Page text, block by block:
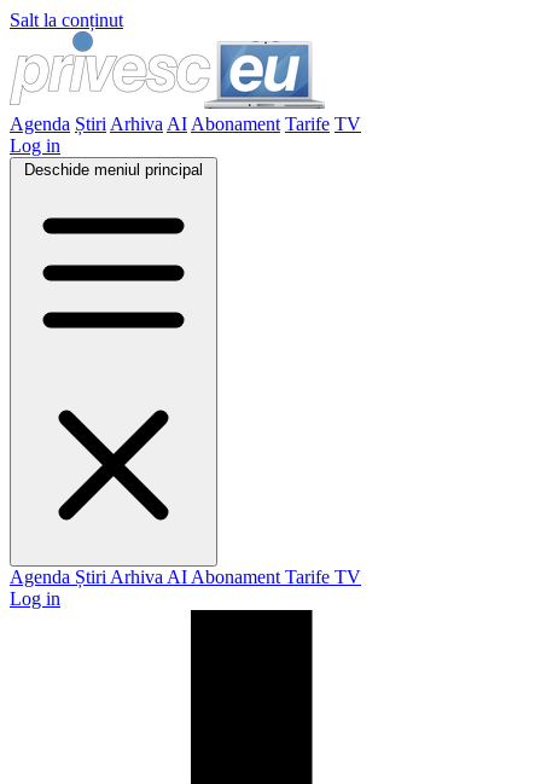
Salt la conținut
Agenda Știri Arhiva AI Abonament Tarife TV
Log in
Deschide meniul principal
Agenda Știri Arhiva AI Abonament Tarife TV
Log in